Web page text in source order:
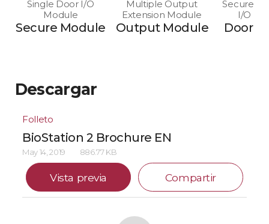
Single Door I/O
Module
Secure Module
Multiple Output
Extension Module
Output Module
Secure
I/O
Door
Descargar
Folleto
BioStation 2 Brochure EN
May 14, 2019 886.77 KB
Vista previa Compartir